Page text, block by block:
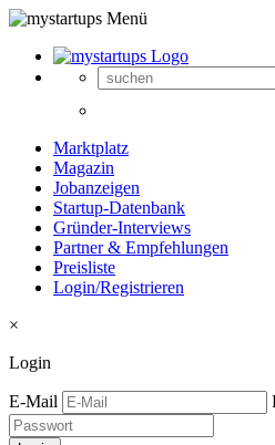
Marktplatz
Magazin
Jobanzeigen
Startup-Datenbank
Gründer-Interviews
Partner & Empfehlungen
Preisliste
Login/Registrieren
×
Login
E-Mail